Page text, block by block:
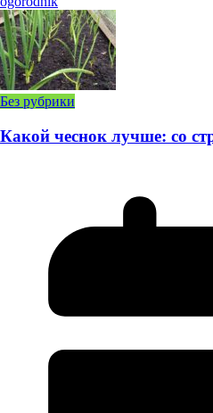
Без рубрики
Какой чеснок лучше: со